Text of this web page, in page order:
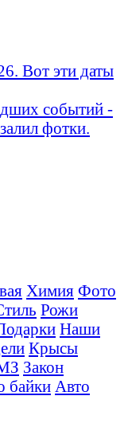
Вот эти даты
событий -
фотки.
Химия Фото
Рожи
Наши
Крысы
Закон
байки Авто